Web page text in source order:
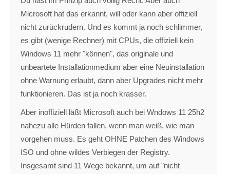
Microsoft hat das erkannt, will oder kann aber offiziell
nicht zurückrudern. Und es kommt ja noch schlimmer,
es gibt (wenige Rechner) mit CPUs, die offiziell kein
Windows 11 mehr "können", das originale und
unbeartete Installationmedium aber eine Neuinstallation
ohne Warnung erlaubt, dann aber Upgrades nicht mehr
funktionieren. Das ist ja noch krasser.
Aber inoffiziell läßt Microsoft auch bei Wndows 11 25h2
nahezu alle Hürden fallen, wenn man weiß, wie man
vorgehen muss. Es geht OHNE Patchen des Windows
ISO und ohne wildes Verbiegen der Registry.
Insgesamt sind 11 Wege bekannt, um auf "nicht